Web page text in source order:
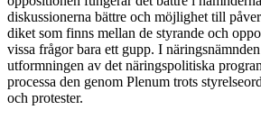
diskussionerna bättre och möjlighet till
diket som finns mellan de styrande och
vissa frågor bara ett gupp. I
utformningen av det näringspolitiska
processa den genom Plenum trots
och protester.